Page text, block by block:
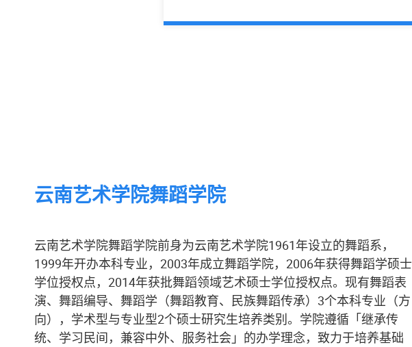
云南艺术学院舞蹈学院
云南艺术学院舞蹈学院前身为云南艺术学院1961年设立的舞蹈系，
1999年开办本科专业，2003年成立舞蹈学院，2006年获得舞蹈学硕士
学位授权点，2014年获批舞蹈领域艺术硕士学位授权点。现有舞蹈表
演、舞蹈编导、舞蹈学（舞蹈教育、民族舞蹈传承）3个本科专业（方
向），学术型与专业型2个硕士研究生培养类别。学院遵循「继承传
统、学习民间，兼容中外、服务社会」的办学理念，致力于培养基础